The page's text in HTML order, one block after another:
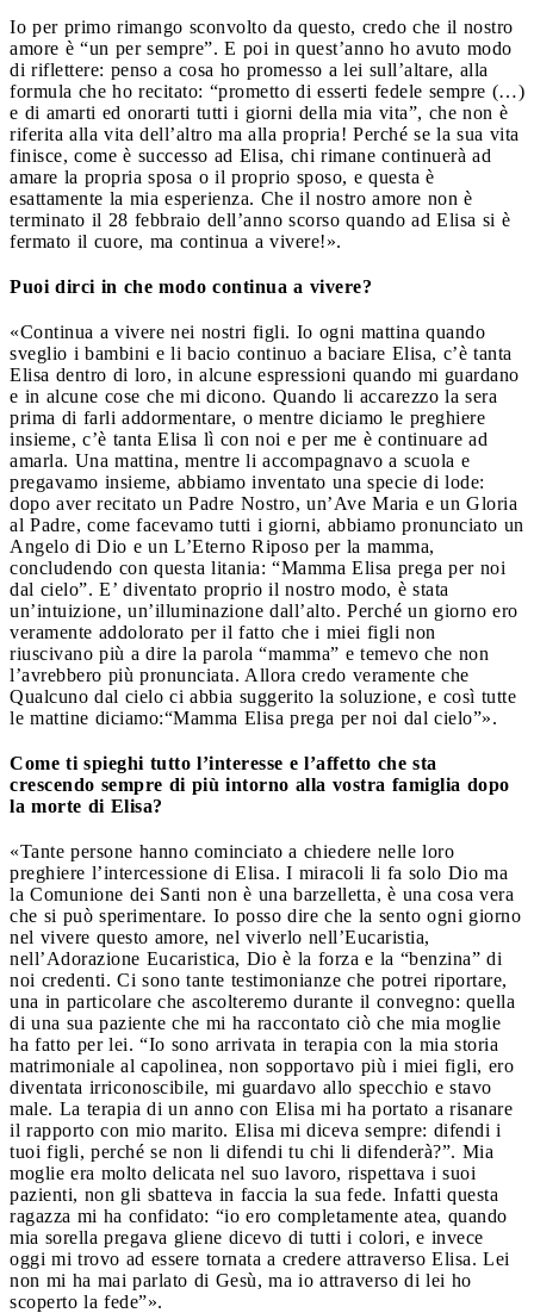
Io per primo rimango sconvolto da questo, credo che il nostro
amore è “un per sempre”. E poi in quest’anno ho avuto modo
di riflettere: penso a cosa ho promesso a lei sull’altare, alla
formula che ho recitato: “prometto di esserti fedele sempre (…)
e di amarti ed onorarti tutti i giorni della mia vita”, che non è
riferita alla vita dell’altro ma alla propria! Perché se la sua vita
finisce, come è successo ad Elisa, chi rimane continuerà ad
amare la propria sposa o il proprio sposo, e questa è
esattamente la mia esperienza. Che il nostro amore non è
terminato il 28 febbraio dell’anno scorso quando ad Elisa si è
fermato il cuore, ma continua a vivere!».
Puoi dirci in che modo continua a vivere?
«Continua a vivere nei nostri figli. Io ogni mattina quando
sveglio i bambini e li bacio continuo a baciare Elisa, c’è tanta
Elisa dentro di loro, in alcune espressioni quando mi guardano
e in alcune cose che mi dicono. Quando li accarezzo la sera
prima di farli addormentare, o mentre diciamo le preghiere
insieme, c’è tanta Elisa lì con noi e per me è continuare ad
amarla. Una mattina, mentre li accompagnavo a scuola e
pregavamo insieme, abbiamo inventato una specie di lode:
dopo aver recitato un Padre Nostro, un’Ave Maria e un Gloria
al Padre, come facevamo tutti i giorni, abbiamo pronunciato un
Angelo di Dio e un L’Eterno Riposo per la mamma,
concludendo con questa litania: “Mamma Elisa prega per noi
dal cielo”. E’ diventato proprio il nostro modo, è stata
un’intuizione, un’illuminazione dall’alto. Perché un giorno ero
veramente addolorato per il fatto che i miei figli non
riuscivano più a dire la parola “mamma” e temevo che non
l’avrebbero più pronunciata. Allora credo veramente che
Qualcuno dal cielo ci abbia suggerito la soluzione, e così tutte
le mattine diciamo:“Mamma Elisa prega per noi dal cielo”».
Come ti spieghi tutto l’interesse e l’affetto che sta
crescendo sempre di più intorno alla vostra famiglia dopo
la morte di Elisa?
«Tante persone hanno cominciato a chiedere nelle loro
preghiere l’intercessione di Elisa. I miracoli li fa solo Dio ma
la Comunione dei Santi non è una barzelletta, è una cosa vera
che si può sperimentare. Io posso dire che la sento ogni giorno
nel vivere questo amore, nel viverlo nell’Eucaristia,
nell’Adorazione Eucaristica, Dio è la forza e la “benzina” di
noi credenti. Ci sono tante testimonianze che potrei riportare,
una in particolare che ascolteremo durante il convegno: quella
di una sua paziente che mi ha raccontato ciò che mia moglie
ha fatto per lei. “Io sono arrivata in terapia con la mia storia
matrimoniale al capolinea, non sopportavo più i miei figli, ero
diventata irriconoscibile, mi guardavo allo specchio e stavo
male. La terapia di un anno con Elisa mi ha portato a risanare
il rapporto con mio marito. Elisa mi diceva sempre: difendi i
tuoi figli, perché se non li difendi tu chi li difenderà?”. Mia
moglie era molto delicata nel suo lavoro, rispettava i suoi
pazienti, non gli sbatteva in faccia la sua fede. Infatti questa
ragazza mi ha confidato: “io ero completamente atea, quando
mia sorella pregava gliene dicevo di tutti i colori, e invece
oggi mi trovo ad essere tornata a credere attraverso Elisa. Lei
non mi ha mai parlato di Gesù, ma io attraverso di lei ho
scoperto la fede”».